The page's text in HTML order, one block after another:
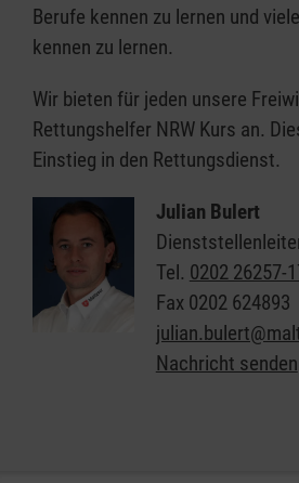
Berufe kennen zu lernen und
kennen zu lernen.
Wir bieten für jeden unsere
Rettungshelfer NRW Kurs an.
Einstieg in den Rettungsdienst.
Julian Bulert
Tel. 0202 26257-
Fax 0202 624893
Nachricht senden